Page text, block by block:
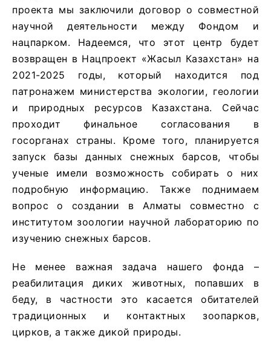
проекта мы заключили договор о совместной
научной деятельности между Фондом и
нацпарком. Надеемся, что этот центр будет
возвращен в Нацпроект «Жасыл Казахстан» на
2021-2025 годы, который находится под
патронажем министерства экологии, геологии
и природных ресурсов Казахстана. Сейчас
проходит финальное согласования в
госорганах страны. Кроме того, планируется
запуск базы данных снежных барсов, чтобы
ученые имели возможность собирать о них
подробную информацию. Также поднимаем
вопрос о создании в Алматы совместно с
институтом зоологии научной лабораторию по
изучению снежных барсов.
Не менее важная задача нашего фонда –
реабилитация диких животных, попавших в
беду, в частности это касается обитателей
традиционных и контактных зоопарков,
цирков, а также дикой природы.